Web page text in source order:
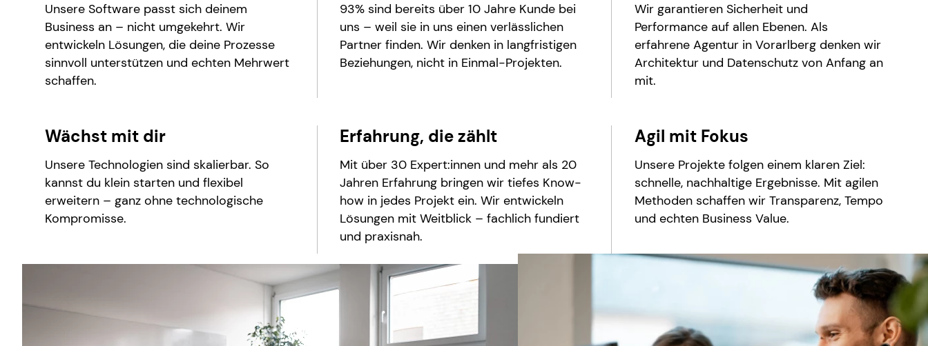
Unsere Software passt sich deinem
Business an – nicht umgekehrt. Wir
entwickeln Lösungen, die deine Prozesse
sinnvoll unterstützen und echten Mehrwert
schaffen.
93% sind bereits über 10 Jahre Kunde bei
uns – weil sie in uns einen verlässlichen
Partner finden. Wir denken in langfristigen
Beziehungen, nicht in Einmal-Projekten.
Wir garantieren Sicherheit und
Performance auf allen Ebenen. Als
erfahrene Agentur in Vorarlberg denken wir
Architektur und Datenschutz von Anfang an
mit.
Wächst mit dir
Unsere Technologien sind skalierbar. So
kannst du klein starten und flexibel
erweitern – ganz ohne technologische
Kompromisse.
Erfahrung, die zählt
Mit über 30 Expert:innen und mehr als 20
Jahren Erfahrung bringen wir tiefes Know-
how in jedes Projekt ein. Wir entwickeln
Lösungen mit Weitblick – fachlich fundiert
und praxisnah.
Agil mit Fokus
Unsere Projekte folgen einem klaren Ziel:
schnelle, nachhaltige Ergebnisse. Mit agilen
Methoden schaffen wir Transparenz, Tempo
und echten Business Value.